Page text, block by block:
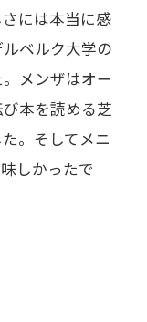
には本当に感
ベルク大学の
メンザはオー
本を読める芝
。そしてメニ
しかったで